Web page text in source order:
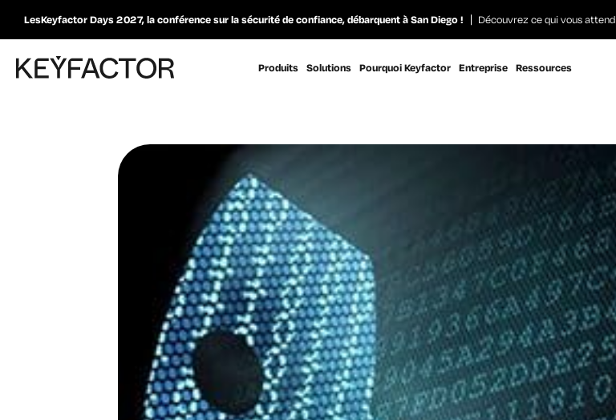
LesKeyfactor Days 2027, la conférence sur la sécurité de confiance, débarquent à San Diego ! Découvrez ce qui vous attend
Produits Solutions Pourquoi Keyfactor Entreprise Ressources